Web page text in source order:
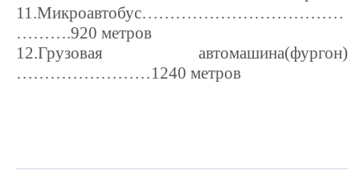
11.Микроавтобус………………………………
……….920 метров
12.Грузовая автомашина(фургон)
……………………1240 метров